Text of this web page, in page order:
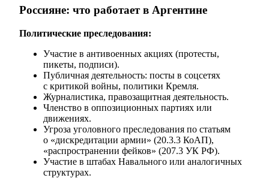
Россияне: что работает в Аргентине
Политические преследования:
Участие в антивоенных акциях (протесты,
пикеты, подписи).
Публичная деятельность: посты в соцсетях
с критикой войны, политики Кремля.
Журналистика, правозащитная деятельность.
Членство в оппозиционных партиях или
движениях.
Угроза уголовного преследования по статьям
о «дискредитации армии» (20.3.3 КоАП),
«распространении фейков» (207.3 УК РФ).
Участие в штабах Навального или аналогичных
структурах.